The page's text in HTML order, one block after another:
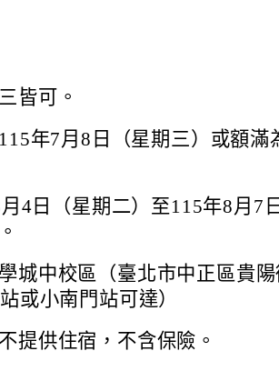
皆可。
年7月8日（星期三）或額滿
4日（星期二）至115年8月7
城中校區（臺北市中正區貴
或小南門站可達）
提供住宿，不含保險。